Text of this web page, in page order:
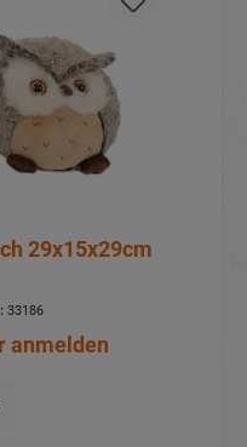
29x15x29cm
33186
anmelden